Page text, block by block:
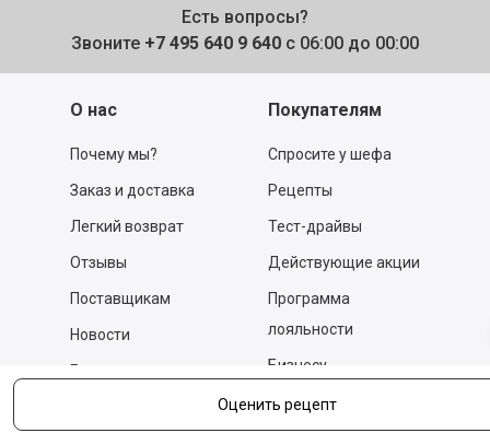
Оценить рецепт
Есть вопросы?
Звоните +7 495 640 9 640 с 06:00 до 00:00
О нас
Почему мы?
Заказ и доставка
Легкий возврат
Отзывы
Поставщикам
Новости
Гастрономы и устричные
Покупателям
Спросите у шефа
Рецепты
Тест-драйвы
Действующие акции
Программа
лояльности
Бизнесу
Вакансии